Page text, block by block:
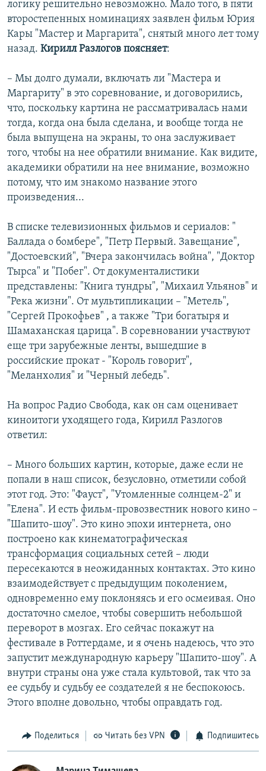
логику решительно невозможно. Мало того, в пяти
второстепенных номинациях заявлен фильм Юрия
Кары "Мастер и Маргарита", снятый много лет тому
назад. Кирилл Разлогов поясняет:
– Мы долго думали, включать ли "Мастера и
Маргариту" в это соревнование, и договорились,
что, поскольку картина не рассматривалась нами
тогда, когда она была сделана, и вообще тогда не
была выпущена на экраны, то она заслуживает
того, чтобы на нее обратили внимание. Как видите,
академики обратили на нее внимание, возможно
потому, что им знакомо название этого
произведения...
В списке телевизионных фильмов и сериалов: "
Баллада о бомбере", "Петр Первый. Завещание",
"Достоевский", "Вчера закончилась война", "Доктор
Тырса" и "Побег". От документалистики
представлены: "Книга тундры", "Михаил Ульянов" и
"Река жизни". От мультипликации – "Метель",
"Сергей Прокофьев" , а также "Три богатыря и
Шамаханская царица". В соревновании участвуют
еще три зарубежные ленты, вышедшие в
российские прокат - "Король говорит",
"Меланхолия" и "Черный лебедь".
На вопрос Радио Свобода, как он сам оценивает
киноитоги уходящего года, Кирилл Разлогов
ответил:
– Много больших картин, которые, даже если не
попали в наш список, безусловно, отметили собой
этот год. Это: "Фауст", "Утомленные солнцем-2" и
"Елена". И есть фильм-провозвестник нового кино –
"Шапито-шоу". Это кино эпохи интернета, оно
построено как кинематографическая
трансформация социальных сетей – люди
пересекаются в неожиданных контактах. Это кино
взаимодействует с предыдущим поколением,
одновременно ему поклоняясь и его осмеивая. Оно
достаточно смелое, чтобы совершить небольшой
переворот в мозгах. Его сейчас покажут на
фестивале в Роттердаме, и я очень надеюсь, что это
запустит международную карьеру "Шапито-шоу". А
внутри страны она уже стала культовой, так что за
ее судьбу и судьбу ее создателей я не беспокоюсь.
Этого вполне довольно, чтобы оправдать год.
Поделиться Читать без VPN Подпишитесь